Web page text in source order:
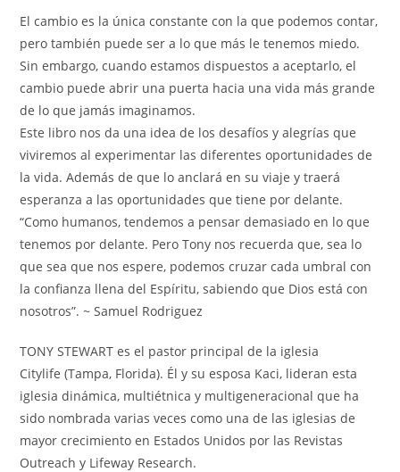
El cambio es la única constante con la que podemos contar,
pero también puede ser a lo que más le tenemos miedo.
Sin embargo, cuando estamos dispuestos a aceptarlo, el
cambio puede abrir una puerta hacia una vida más grande
de lo que jamás imaginamos.
Este libro nos da una idea de los desafíos y alegrías que
viviremos al experimentar las diferentes oportunidades de
la vida. Además de que lo anclará en su viaje y traerá
esperanza a las oportunidades que tiene por delante.
“Como humanos, tendemos a pensar demasiado en lo que
tenemos por delante. Pero Tony nos recuerda que, sea lo
que sea que nos espere, podemos cruzar cada umbral con
la confianza llena del Espíritu, sabiendo que Dios está con
nosotros”. ~ Samuel Rodriguez
TONY STEWART es el pastor principal de la iglesia
Citylife (Tampa, Florida). Él y su esposa Kaci, lideran esta
iglesia dinámica, multiétnica y multigeneracional que ha
sido nombrada varias veces como una de las iglesias de
mayor crecimiento en Estados Unidos por las Revistas
Outreach y Lifeway Research.